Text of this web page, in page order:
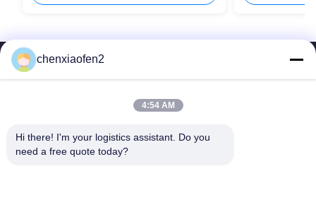
Γρήγοροι
chenxiaofen2
4:54 AM
Hi there! I'm your logistics assistant. Do you
need a free quote today?